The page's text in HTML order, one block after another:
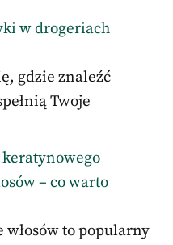
w drogeriach
gdzie znaleźć
Twoje
– co warto
to popularny